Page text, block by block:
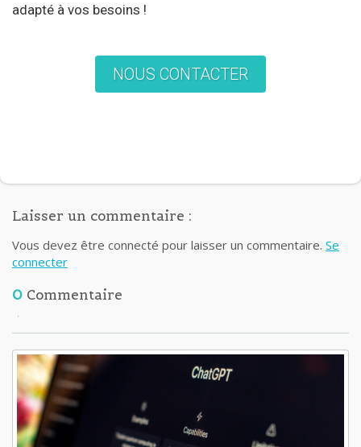
adapté à vos besoins !
NOUS CONTACTER
Laisser un commentaire :
Vous devez être connecté pour laisser un commentaire. Se
connecter
0 Commentaire
Lisez aussi: